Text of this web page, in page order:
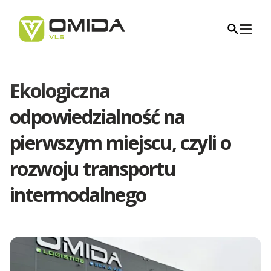
Kariera
Transport
Transport Międzynarodowy
Transport Polska Andora
Transport dla Branż
Spedycja
Logistyka
Ekologiczna
odpowiedzialność na
pierwszym miejscu, czyli o
rozwoju transportu
intermodalnego